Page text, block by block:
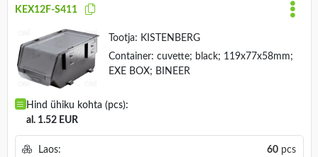
KEX12F-S411
Tootja: KISTENBERG
Container: cuvette; black; 119x77x58mm;
EXE BOX; BINEER
Hind ühiku kohta (pcs):
al. 1.52 EUR
Laos: 60pcs